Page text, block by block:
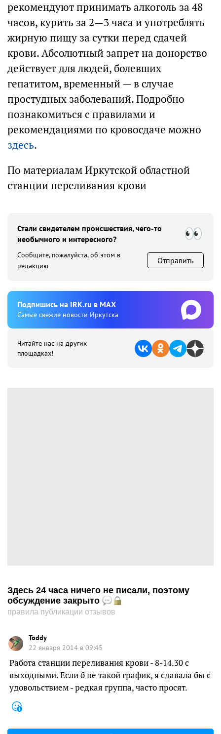
рекомендуют принимать алкоголь за 48
часов, курить за 2—3 часа и употреблять
жирную пищу за сутки перед сдачей
крови. Абсолютный запрет на донорство
действует для людей, болевших
гепатитом, временный — в случае
простудных заболеваний. Подробно
познакомиться с правилами и
рекомендациями по кровосдаче можно
здесь.
По материалам Иркутской областной
станции переливания крови
Стали свидетелем происшествия, чего-то
необычного и интересного?
Сообщите, пожалуйста, об этом в
редакцию
Отправить
Подпишиcь на IRK.ru в MAX
Cамые свежие новости Иркутска
Читайте нас на других
площадках!
Здесь 24 часа ничего не писали, поэтому
обсуждение закрыто
правила публикации отзывов
Toddy
22 января 2014 в 09:45
Работа станции переливания крови - 8-14.30 с
выходными. Если б не такой график, я сдавала бы с
удовольствием - редкая группа, часто просят.